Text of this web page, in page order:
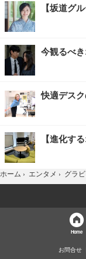
【坂道グ
今観るべ
快適デス
【進化す
ホーム › エンタメ › グラ
Home
お問合せ